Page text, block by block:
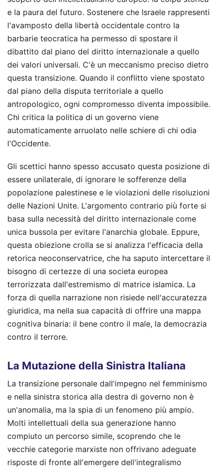
e la paura del futuro. Sostenere che Israele rappresenti
l'avamposto della libertà occidentale contro la
barbarie teocratica ha permesso di spostare il
dibattito dal piano del diritto internazionale a quello
dei valori universali. C'è un meccanismo preciso dietro
questa transizione. Quando il conflitto viene spostato
dal piano della disputa territoriale a quello
antropologico, ogni compromesso diventa impossibile.
Chi critica la politica di un governo viene
automaticamente arruolato nelle schiere di chi odia
l'Occidente.
Gli scettici hanno spesso accusato questa posizione di
essere unilaterale, di ignorare le sofferenze della
popolazione palestinese e le violazioni delle risoluzioni
delle Nazioni Unite. L'argomento contrario più forte si
basa sulla necessità del diritto internazionale come
unica bussola per evitare l'anarchia globale. Eppure,
questa obiezione crolla se si analizza l'efficacia della
retorica neoconservatrice, che ha saputo intercettare il
bisogno di certezze di una societa europea
terrorizzata dall'estremismo di matrice islamica. La
forza di quella narrazione non risiede nell'accuratezza
giuridica, ma nella sua capacità di offrire una mappa
cognitiva binaria: il bene contro il male, la democrazia
contro il terrore.
La Mutazione della Sinistra Italiana
La transizione personale dall'impegno nel femminismo
e nella sinistra storica alla destra di governo non è
un'anomalia, ma la spia di un fenomeno più ampio.
Molti intellettuali della sua generazione hanno
compiuto un percorso simile, scoprendo che le
vecchie categorie marxiste non offrivano adeguate
risposte di fronte all'emergere dell'integralismo